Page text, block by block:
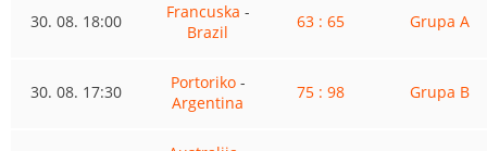
30. 08. 18:00 Francuska -
Brazil
63 : 65 Grupa A
30. 08. 17:30 Portoriko-
Argentina
75 : 98 Grupa B